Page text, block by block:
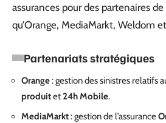
assurances pour des partenaires
qu’Orange, MediaMarkt, Weldom
Partenariats stratégiques
Orange: gestion des sinistres relatifs
produitet24h Mobile.
MediaMarkt: gestion de l’assurance